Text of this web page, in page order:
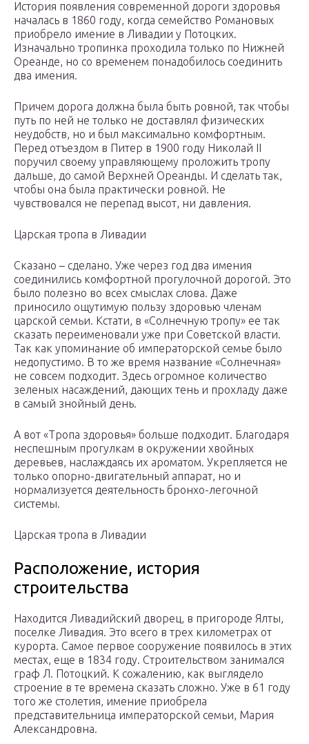
История появления современной дороги здоровья
началась в 1860 году, когда семейство Романовых
приобрело имение в Ливадии у Потоцких.
Изначально тропинка проходила только по Нижней
Ореанде, но со временем понадобилось соединить
два имения.
Причем дорога должна была быть ровной, так чтобы
путь по ней не только не доставлял физических
неудобств, но и был максимально комфортным.
Перед отъездом в Питер в 1900 году Николай II
поручил своему управляющему проложить тропу
дальше, до самой Верхней Ореанды. И сделать так,
чтобы она была практически ровной. Не
чувствовался не перепад высот, ни давления.
Царская тропа в Ливадии
Сказано – сделано. Уже через год два имения
соединились комфортной прогулочной дорогой. Это
было полезно во всех смыслах слова. Даже
приносило ощутимую пользу здоровью членам
царской семьи. Кстати, в «Солнечную тропу» ее так
сказать переименовали уже при Советской власти.
Так как упоминание об императорской семье было
недопустимо. В то же время название «Солнечная»
не совсем подходит. Здесь огромное количество
зеленых насаждений, дающих тень и прохладу даже
в самый знойный день.
А вот «Тропа здоровья» больше подходит. Благодаря
неспешным прогулкам в окружении хвойных
деревьев, наслаждаясь их ароматом. Укрепляется не
только опорно-двигательный аппарат, но и
нормализуется деятельность бронхо-легочной
системы.
Царская тропа в Ливадии
Расположение, история
строительства
Находится Ливадийский дворец, в пригороде Ялты,
поселке Ливадия. Это всего в трех километрах от
курорта. Самое первое сооружение появилось в этих
местах, еще в 1834 году. Строительством занимался
граф Л. Потоцкий. К сожалению, как выглядело
строение в те времена сказать сложно. Уже в 61 году
того же столетия, имение приобрела
представительница императорской семьи, Мария
Александровна.